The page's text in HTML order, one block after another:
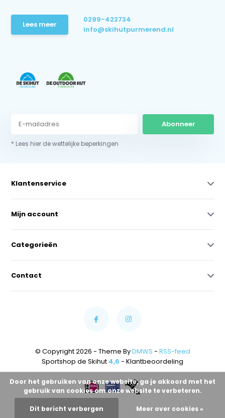
Lees meer
0299-422734
info@skihutpurmerend.nl
Abonneer
* Lees hier de wettelijke beperkingen
Klantenservice
Mijn account
Categorieën
Contact
© Copyright 2026 - Theme ByDMWS - RSS-feed
Sportshop de Skihut 4,6 - Klantbeoordeling
Door het gebruiken van onze website, ga je akkoord met het
gebruik van cookies om onze website te verbeteren.
Dit bericht verbergen Meer over cookies »